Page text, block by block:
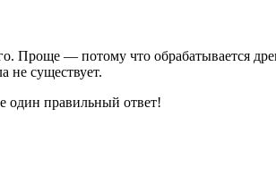
Проще — потому что обрабатывается
не существует.
один правильный ответ!